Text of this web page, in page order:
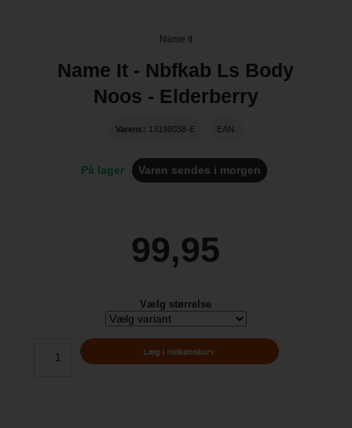
Name It
Name It - Nbfkab Ls Body
Noos - Elderberry
Varenr.: 13198038-E EAN:
På lager Varen sendes i morgen
99,95
Vælg størrelse